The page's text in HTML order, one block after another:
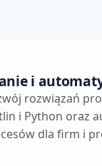
i
rozwiązań
i Python oraz
dla firm i